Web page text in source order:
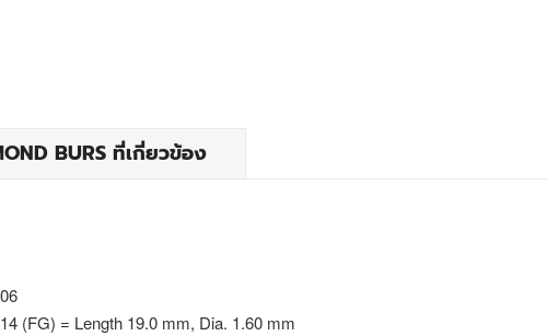
BURS ที่เกี่ยวข้อง
(FG) = Length 19.0 mm, Dia. 1.60 mm